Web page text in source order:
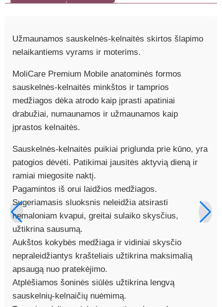
Užmaunamos sauskelnės-kelnaitės skirtos šlapimo
nelaikantiems vyrams ir moterims.
MoliCare Premium Mobile anatominės formos
sauskelnės-kelnaitės minkštos ir tamprios
medžiagos dėka atrodo kaip įprasti apatiniai
drabužiai, numaunamos ir užmaunamos kaip
įprastos kelnaitės.
Sauskelnės-kelnaitės puikiai priglunda prie kūno, yra
patogios dėvėti. Patikimai jausitės aktyvią dieną ir
ramiai miegosite naktį.
Pagamintos iš orui laidžios medžiagos.
Sugeriamasis sluoksnis neleidžia atsirasti
nemaloniam kvapui, greitai sulaiko skysčius,
užtikrina sausumą.
Aukštos kokybės medžiaga ir vidiniai skysčio
nepraleidžiantys krašteliais užtikrina maksimalią
apsaugą nuo pratekėjimo.
Atplėšiamos šoninės siūlės užtikrina lengvą
sauskelnių-kelnaičių nuėmimą.